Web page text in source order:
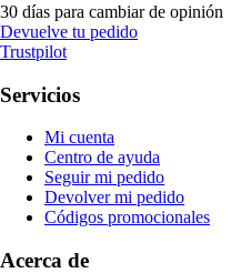
30 días para cambiar de opinión
Devuelve tu pedido
Trustpilot
Servicios
Mi cuenta
Centro de ayuda
Seguir mi pedido
Devolver mi pedido
Códigos promocionales
Acerca de